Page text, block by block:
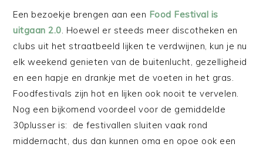
Een bezoekje brengen aan een Food Festival is
uitgaan 2.0. Hoewel er steeds meer discotheken en
clubs uit het straatbeeld lijken te verdwijnen, kun je nu
elk weekend genieten van de buitenlucht, gezelligheid
en een hapje en drankje met de voeten in het gras.
Foodfestivals zijn hot en lijken ook nooit te vervelen.
Nog een bijkomend voordeel voor de gemiddelde
30plusser is: de festivallen sluiten vaak rond
middernacht, dus dan kunnen oma en opoe ook een